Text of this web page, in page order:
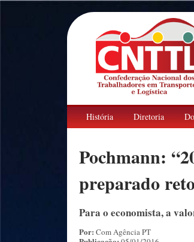
História Diretoria
Pochmann:
preparado
Para o economista, a
Por: Com Agência PT